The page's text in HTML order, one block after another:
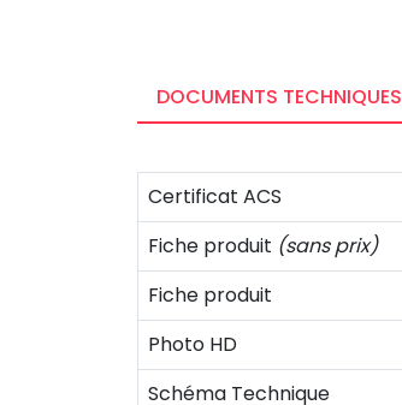
DOCUMENTS TECHNIQUES
Certificat ACS
Fiche produit (sans prix)
Fiche produit
Photo HD
Schéma Technique